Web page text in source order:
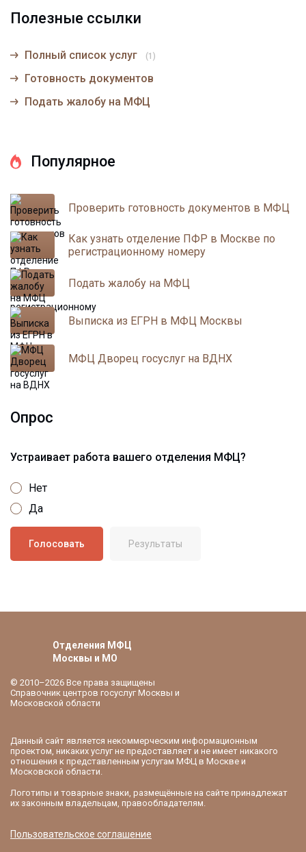
Полезные ссылки
Полный список услуг (1)
Готовность документов
Подать жалобу на МФЦ
Популярное
Проверить готовность документов в МФЦ
Как узнать отделение ПФР в Москве по
регистрационному номеру
Подать жалобу на МФЦ
Выписка из ЕГРН в МФЦ Москвы
МФЦ Дворец госуслуг на ВДНХ
Опрос
Устраивает работа вашего отделения МФЦ?
Нет
Да
Результаты
Отделения МФЦ
Москвы и МО
© 2010–2026 Все права защищены
Справочник центров госуслуг Москвы и
Московской области
Данный сайт является некоммерческим информационным
проектом, никаких услуг не предоставляет и не имеет никакого
отношения к представленным услугам МФЦ в Москве и
Московской области.
Логотипы и товарные знаки, размещённые на сайте принадлежат
их законным владельцам, правообладателям.
Пользовательское соглашение